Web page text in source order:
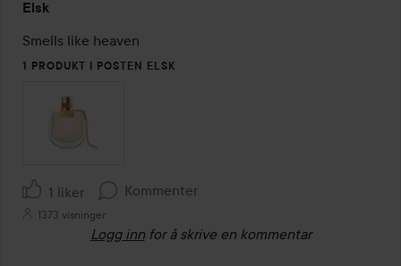
5
av
5
Elsk
Smells like heaven
1 PRODUKT I POSTEN ELSK
1 liker Kommenter
1373 visninger
Logg inn for å skrive en kommentar